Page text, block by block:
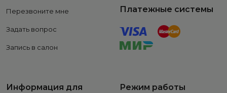
Перезвоните мне
Задать вопрос
Запись в салон
Платежные системы
Информация для
Режим работы